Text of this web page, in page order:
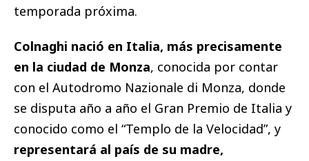
temporada próxima.
Colnaghi nació en Italia, más precisamente
en la ciudad de Monza, conocida por contar
con el Autodromo Nazionale di Monza, donde
se disputa año a año el Gran Premio de Italia y
conocido como el “Templo de la Velocidad”, y
representará al país de su madre,